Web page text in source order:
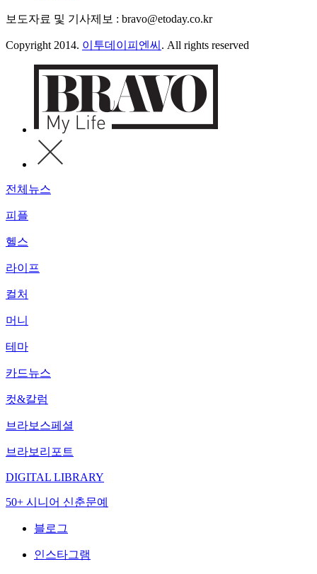
보도자료 및 기사제보 : bravo@etoday.co.kr
Copyright 2014. 이투데이피엔씨 . All rights reserved
전체뉴스
피플
헬스
라이프
컬처
머니
테마
카드뉴스
컷&칼럼
브라보스페셜
브라보리포트
DIGITAL LIBRARY
50+ 시니어 신춘문예
블로그
인스타그램